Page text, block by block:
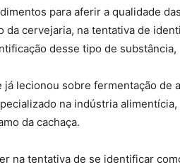
para aferir a qualidade
cervejaria, na tentativa de
desse tipo de
lecionou sobre fermentação
na indústria
da cachaça.
na tentativa de se identificar